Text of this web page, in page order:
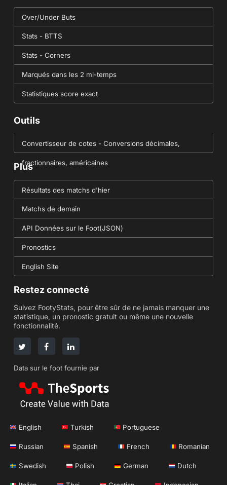
Over/Under Buts
Stats - BTTS
Stats - Corners
Marqués dans les 2 mi-temps
Statistiques score exact
Outils
Convertisseur de cotes - Conversions décimales,
fractionnaires, américaines
Plus
Résultats des matchs d'hier
Matchs de demain
API Données sur le Foot(JSON)
Pronostics
English Site
Restez connecté
Suivez FootyStats, pour être sûr de ne jamais manquer une
statistique, un pronostic gratuit ou même une nouvelle
fonctionnalité.
Data sur le foot fournie par
English Turkish Portuguese
Russian Spanish French Romanian
Swedish Polish German Dutch